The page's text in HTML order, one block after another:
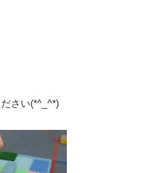
さい(*^_^*)